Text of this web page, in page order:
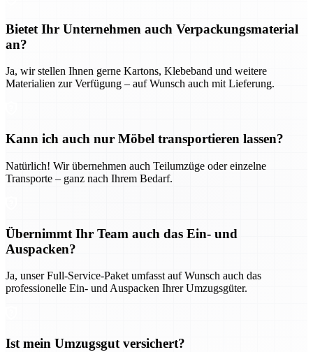
Bietet Ihr Unternehmen auch Verpackungsmaterial
an?
Ja, wir stellen Ihnen gerne Kartons, Klebeband und weitere
Materialien zur Verfügung – auf Wunsch auch mit Lieferung.
Kann ich auch nur Möbel transportieren lassen?
Natürlich! Wir übernehmen auch Teilumzüge oder einzelne
Transporte – ganz nach Ihrem Bedarf.
Übernimmt Ihr Team auch das Ein- und
Auspacken?
Ja, unser Full-Service-Paket umfasst auf Wunsch auch das
professionelle Ein- und Auspacken Ihrer Umzugsgüter.
Ist mein Umzugsgut versichert?